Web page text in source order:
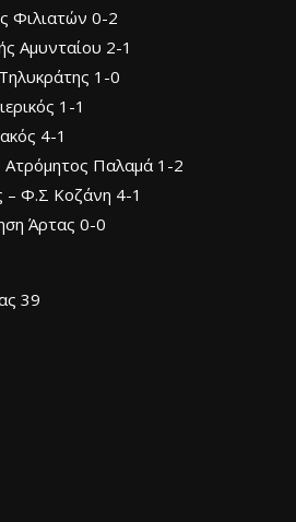
Φιλιατών 0-2
Αμυνταίου 2-1
1-0
1-1
4-1
Ατρόμητος Παλαμά 1-2
– Φ.Σ Κοζάνη 4-1
Άρτας 0-0
39